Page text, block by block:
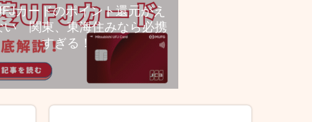
カードのポイント還元がえ
い 関東、東海住みなら必携
すぎる！